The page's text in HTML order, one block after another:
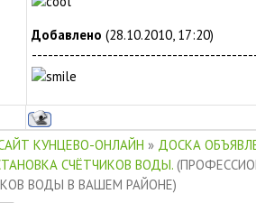
Добавлено (28.10.2010, 17:20)
КУНЦЕВО-ОНЛАЙН » ДОСКА
СЧЁТЧИКОВ ВОДЫ.
ВОДЫ В ВАШЕМ РАЙОНЕ)